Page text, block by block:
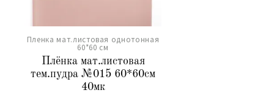
Пленка мат.листовая однотонная
60*60 см
Плёнка мат.листовая
тем.пудра №015 60*60см
40мк